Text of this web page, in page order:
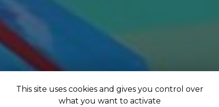
This site uses cookies and gives you control over
what you want to activate